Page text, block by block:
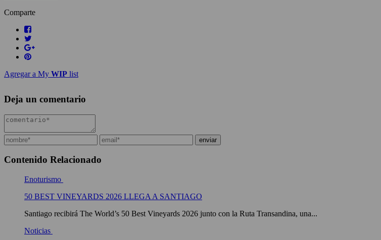
Comparte
Agregar a My WIP list
Deja un comentario
Contenido Relacionado
Enoturismo
50 BEST VINEYARDS 2026 LLEGA A SANTIAGO
Santiago recibirá The World’s 50 Best Vineyards 2026 junto con la Ruta Transandina, una...
Noticias